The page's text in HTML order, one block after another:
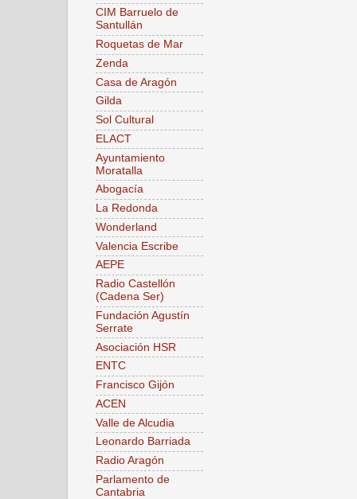
CIM Barruelo de
Santullán
Roquetas de Mar
Zenda
Casa de Aragón
Gilda
Sol Cultural
ELACT
Ayuntamiento
Moratalla
Abogacía
La Redonda
Wonderland
Valencia Escribe
AEPE
Radio Castellón
(Cadena Ser)
Fundación Agustín
Serrate
Asociación HSR
ENTC
Francisco Gijón
ACEN
Valle de Alcudia
Leonardo Barriada
Radio Aragón
Parlamento de
Cantabria